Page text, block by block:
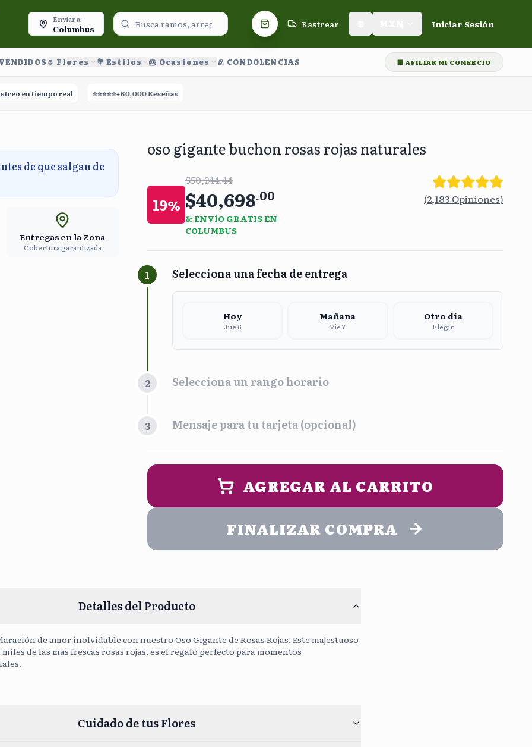
Enviar a:
Columbus Carrito de compras
Rastrear Iniciar Sesión
🌷 Flores 💐 Estilos 🎂 Ocasiones 🫂 CONDOLENCIAS 🏢 AFILIAR MI COMERCIO
en tiempo real ⭐⭐⭐⭐⭐+60,000 Reseñas 🚀
de que salgan de
Entregas en la Zona
Cobertura garantizada
oso gigante buchon rosas rojas naturales
19%
$50,244.44
$40,698.00
& ENVÍO GRATIS EN
COLUMBUS
(2,183 Opiniones)
1 Selecciona una fecha de entrega
Hoy
Jue 6
Mañana
Vie 7
Otro día
Elegir
2 Selecciona un rango horario
Mañana Tarde
5:00 pm - 9:00 pm
3 Mensaje para tu tarjeta (opcional)
PERSONALIZA UN MENSAJE DE ENTREGA (opcional)
AGREGAR AL CARRITO
FINALIZAR COMPRA
Detalles del Producto
de amor inolvidable con nuestro Oso Gigante de Rosas Rojas. Este majestuoso
de las más frescas rosas rojas, es el regalo perfecto para momentos
Cuidado de tus Flores